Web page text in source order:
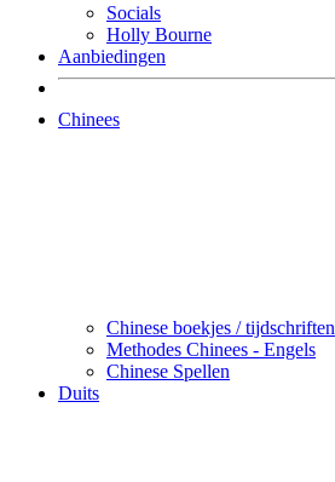
Socials
Holly Bourne
Aanbiedingen
Chinees
Chinese boekjes / tijdschriften
Methodes Chinees - Engels
Chinese Spellen
Duits